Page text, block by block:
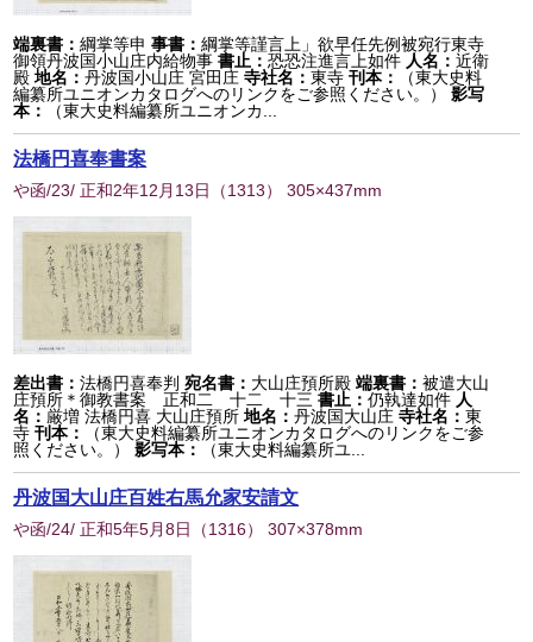
端裏書：綱掌等申 事書：綱掌等謹言上」欲早任先例被宛行東寺
御領丹波国小山庄内給物事 書止：恐恐注進言上如件 人名：近衛
殿 地名：丹波国小山庄 宮田庄 寺社名：東寺 刊本：
（東大史料
編纂所ユニオンカタログへのリンクをご参照ください。）
影写
本：
（東大史料編纂所ユニオンカ...
法橋円喜奉書案
や函/23/ 正和2年12月13日 （1313） 305×437mm
差出書：法橋円喜奉判 宛名書： 大山庄預所殿 端裏書：被遣大山
庄預所＊御教書案 正和二 十二 十三 書止：仍執達如件 人
名： 厳増 法橋円喜 大山庄預所 地名：丹波国大山庄 寺社名：東
寺 刊本：
（東大史料編纂所ユニオンカタログへのリンクをご参
照ください。）
影写本： （東大史料編纂所ユ...
丹波国大山庄百姓右馬允家安請文
や函/24/ 正和5年5月8日 （1316） 307×378mm